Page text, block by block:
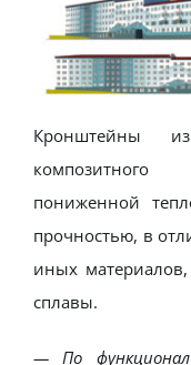
Кронштейны
пониженной
прочностью, в
иных
сплавы.
— По